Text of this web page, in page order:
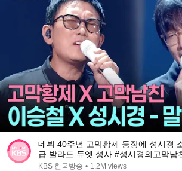
데뷔 40주년 고막황제 등장에 성시경
급 발라드 듀엣 성사 #성시경의고막남
260710 방송
KBS 한국방송 • 1.2M views